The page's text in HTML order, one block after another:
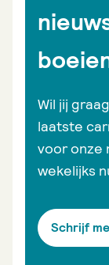
Wil jij
laatste
voor onze
wekelijks
Schrijf